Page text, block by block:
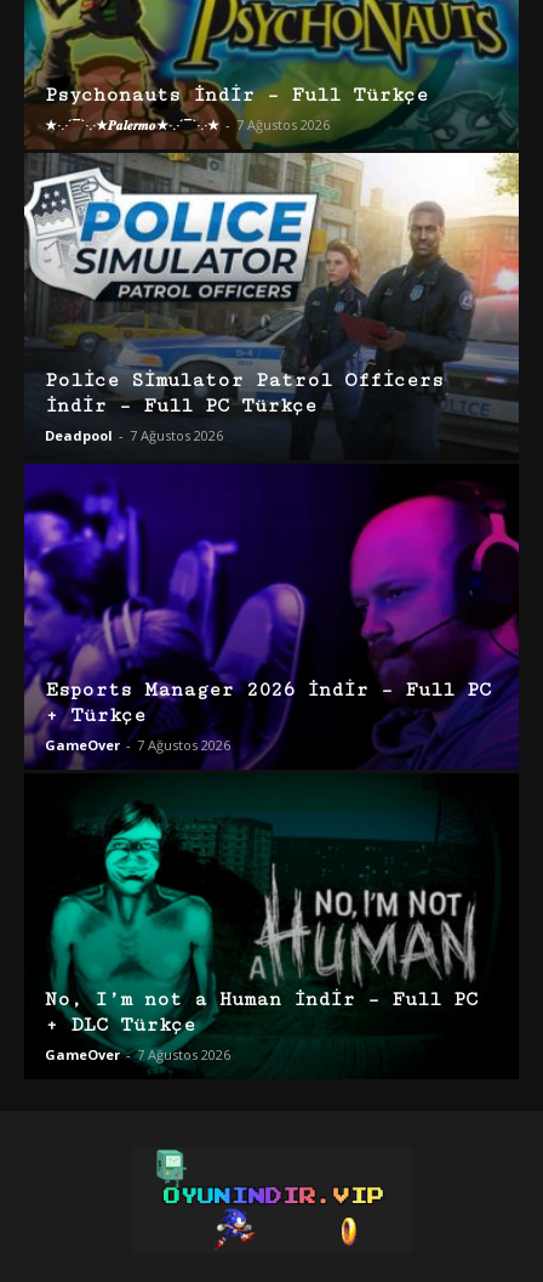
Psychonauts İndir – Full Türkçe
★·.·´¯`·.·★𝑷𝒂𝒍𝒆𝒓𝒎𝒐★·.·´¯`·.·★ - 7 Ağustos 2026
Police Simulator Patrol Officers
İndir – Full PC Türkçe
Deadpool - 7 Ağustos 2026
Esports Manager 2026 İndir – Full PC
+ Türkçe
GameOver - 7 Ağustos 2026
No, I’m not a Human İndir – Full PC
+ DLC Türkçe
GameOver - 7 Ağustos 2026